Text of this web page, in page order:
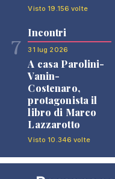
Visto 19.156 volte
7
Incontri
31 lug 2026
A casa Parolini-
Vanin-
Costenaro,
protagonista il
libro di Marco
Lazzarotto
Visto 10.346 volte